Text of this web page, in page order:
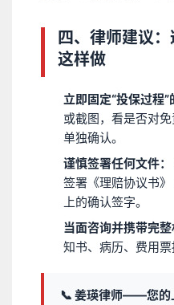
四、律师建议
这样做
立即固定“投保过程”
或截图，看是否对
单独确认。
谨慎签署任何文件：
签署《理赔协议书
上的确认签字。
当面咨询并携带完整
知书、病历、费用票
📞 姜瑛律师——您的